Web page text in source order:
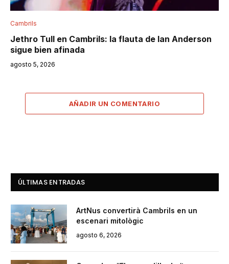
Cambrils
Jethro Tull en Cambrils: la flauta de Ian Anderson
sigue bien afinada
agosto 5, 2026
AÑADIR UN COMENTARIO
ÚLTIMAS ENTRADAS
ArtNus convertirà Cambrils en un
escenari mitològic
agosto 6, 2026